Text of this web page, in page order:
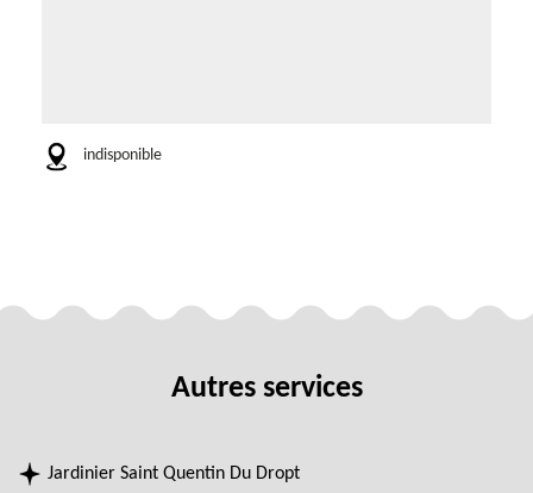
indisponible
Autres services
Jardinier Saint Quentin Du Dropt